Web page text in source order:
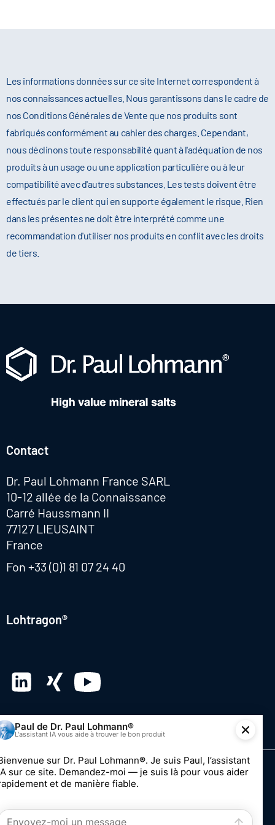
vie. L'isolement d'enzymes
Le traitement des cultures cellulaires
Les processus de fermentation et de
biotechnologie
Le Sulfate d’Ammonium de haute pureté garantit
la reproductibilité, des performances de
processus constantes et un niveau d’impuretés
minimal,ce qui est essentiel dans les
environnements de production
biopharmaceutique réglementés.
typiques, on peut citer :
les procédés de cristallisation
Étapes de précipitation et de purification
Préparation de tampons dans les
formulations pharmaceutiques
Chimie des procédés dans l'
de la fabrication de médicaments
Les informations données sur ce site Internet correspondent à
nos connaissances actuelles. Nous garantissons dans le cadre de
nos Conditions Générales de Vente que nos produits sont
fabriqués conformément au cahier des charges. Cependant,
nous déclinons toute responsabilité quant à l'adéquation de nos
produits à un usage ou une application particulière ou à leur
compatibilité avec d'autres substances. Les tests doivent être
effectués par le client qui en supporte également le risque. Rien
dans les présentes ne doit être interprété comme une
recommandation d'utiliser nos produits en conflit avec les droits
de tiers.
Contact
Dr. Paul Lohmann France SARL
10-12 allée de la Connaissance
Carré Haussmann II
77127 LIEUSAINT
France
Fon +33 (0)1 81 07 24 40
Lohtragon®
© 2026 Dr. Paul Lohmann GmbH & Co. KGaA
Impression
Vie privée
Système de dénonciation
Modifier le consentement